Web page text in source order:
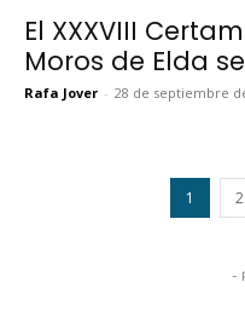
El XXXVIII
Moros de Elda
Rafa Jover - 28 de septiembre
1 2
-